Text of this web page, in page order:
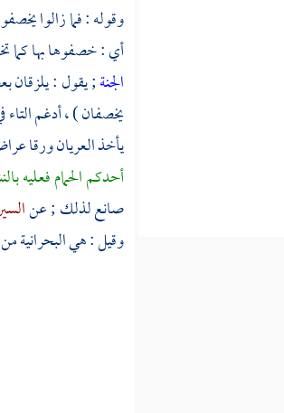
وقوله : فما زالوا
أي : خصفوها بها كما
الجنة; يقول : يلزقان
يخصفان ) ، أدغم
يأخذ العريان ورقا
أحدكم الحمام فعليه
صانع لذلك ; عن
وقيل : هي